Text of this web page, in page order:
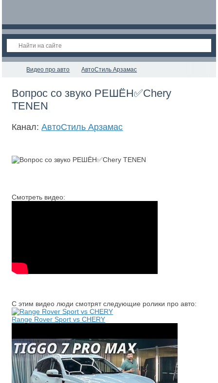
Видео про авто АвтоСтиль Арзамас
Вопрос со звуко РЕШЁН✅Chery
TENEN
Канал:АвтоСтиль Арзамас
Смотреть видео:
С этим видео люди смотрят следующие ролики про авто:
Range Rover Sport vs CHERY